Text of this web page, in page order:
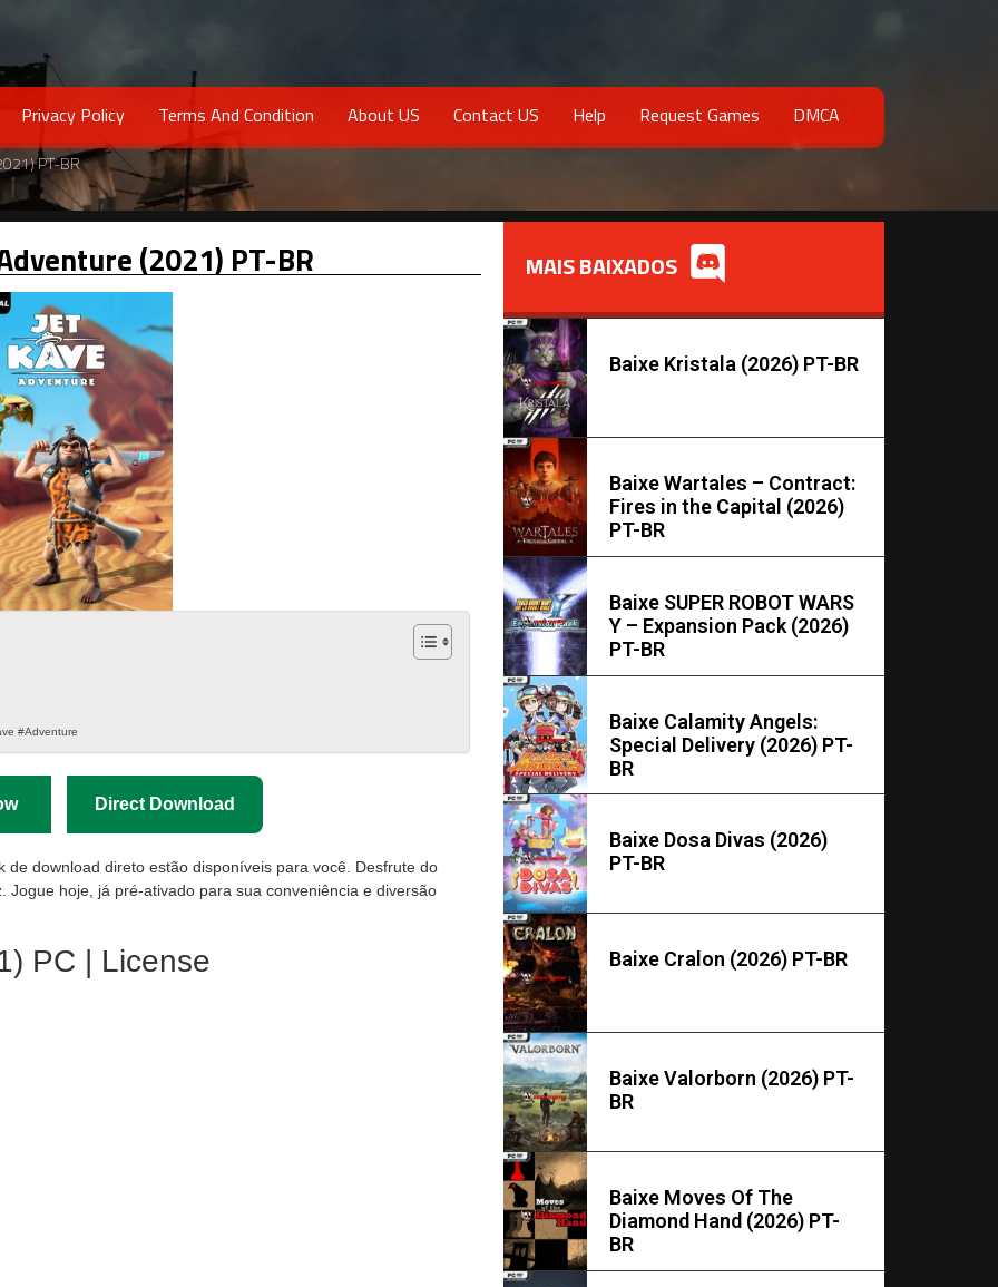
Privacy Policy Terms And Condition About US Contact US Help Request Games DMCA
PT-BR
(2021) PT-BR
#Adventure
Direct Download
de download direto estão disponíveis para você. Desfrute do
hoje, já pré-ativado para sua conveniência e diversão
PC | License
MAIS BAIXADOS
Baixe Kristala (2026) PT-BR
Baixe Wartales – Contract:
Fires in the Capital (2026)
PT-BR
Baixe SUPER ROBOT WARS
Y – Expansion Pack (2026)
PT-BR
Baixe Calamity Angels:
Special Delivery (2026) PT-
BR
Baixe Dosa Divas (2026)
PT-BR
Baixe Cralon (2026) PT-BR
Baixe Valorborn (2026) PT-
BR
Baixe Moves Of The
Diamond Hand (2026) PT-
BR